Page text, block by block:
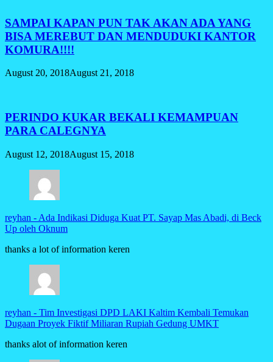
SAMPAI KAPAN PUN TAK AKAN ADA YANG
BISA MEREBUT DAN MENDUDUKI KANTOR
KOMURA!!!!
August 20, 2018August 21, 2018
PERINDO KUKAR BEKALI KEMAMPUAN
PARA CALEGNYA
August 12, 2018August 15, 2018
reyhan - Ada Indikasi Diduga Kuat PT. Sayap Mas Abadi, di Beck
Up oleh Oknum
thanks a lot of information keren
reyhan - Tim Investigasi DPD LAKI Kaltim Kembali Temukan
Dugaan Proyek Fiktif Miliaran Rupiah Gedung UMKT
thanks alot of information keren